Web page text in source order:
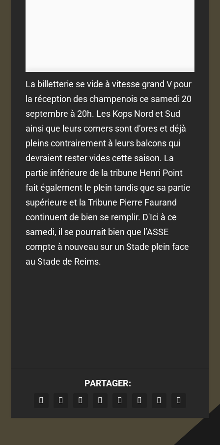
La billetterie se vide à vitesse grand V pour
la réception des champenois ce samedi 20
septembre à 20h. Les Kops Nord et Sud
ainsi que leurs corners sont d’ores et déjà
pleins contrairement à leurs balcons qui
devraient rester vides cette saison. La
partie inférieure de la tribune Henri Point
fait également le plein tandis que sa partie
supérieure et la Tribune Pierre Faurand
continuent de bien se remplir. D'Ici à ce
samedi, il se pourrait bien que l’ASSE
compte à nouveau sur un Stade plein face
au Stade de Reims.
PARTAGER: